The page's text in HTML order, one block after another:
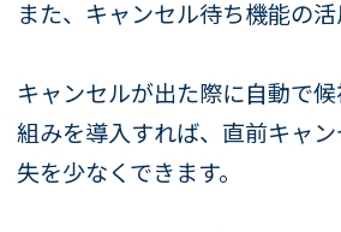
また、キャンセル待ち機能の活
キャンセルが出た際に自動で
組みを導入すれば、直前キャ
失を少なくできます。